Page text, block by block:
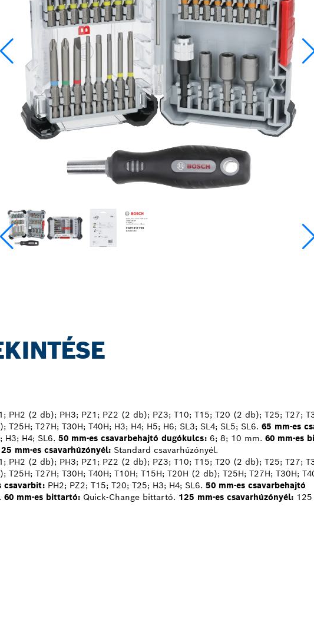
PH2 (2 db); PH3; PZ1; PZ2 (2 db); PZ3; T10; T15; T20 (2 db); T25; T27;
T25H; T27H; T30H; T40H; H3; H4; H5; H6; SL3; SL4; SL5; SL6. 65 mm-es
H3; H4; SL6. 50 mm-es csavarbehajtó dugókulcs: 6; 8; 10 mm. 60 mm-es
mm-es csavarhúzónyél: Standard csavarhúzónyél.
PH2 (2 db); PH3; PZ1; PZ2 (2 db); PZ3; T10; T15; T20 (2 db); T25; T27;
T25H; T27H; T30H; T40H; T10H; T15H; T20H (2 db); T25H; T27H; T30H;
csavarbit: PH2; PZ2; T15; T20; T25; H3; H4; SL6. 50 mm-es csavarbehajtó
60 mm-es bittartó: Quick-Change bittartó. 125 mm-es csavarhúzónyél: 125